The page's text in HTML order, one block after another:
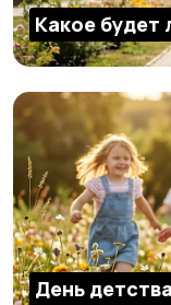
Какое будет
День